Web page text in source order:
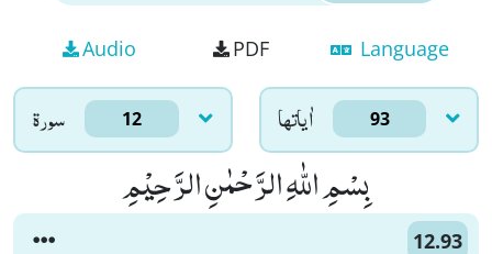
Audio PDF Language
سورۃ 12 اٰياتها 93
بِسْمِ اللّٰهِ الرَّحْمٰنِ الرَّحِیْمِ
12.93